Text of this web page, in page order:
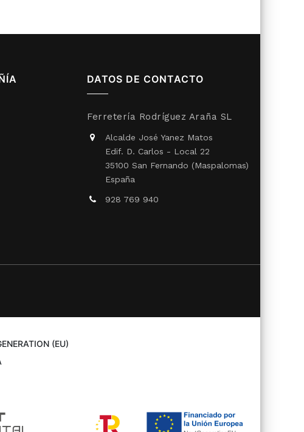
DATOS DE CONTACTO
Ferretería Rodríguez Araña SL
Alcalde José Yanez Matos
Edif. D. Carlos - Local 22
35100 San Fernando (Maspalomas)
España
928 769 940
(EU)